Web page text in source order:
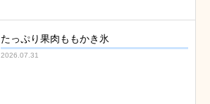
たっぷり果肉ももかき氷
2026.07.31